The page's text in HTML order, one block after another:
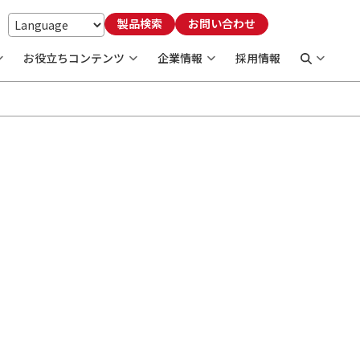
お役立ちコンテンツ 企業情報 採用情報
製品検索 お問い合わせ